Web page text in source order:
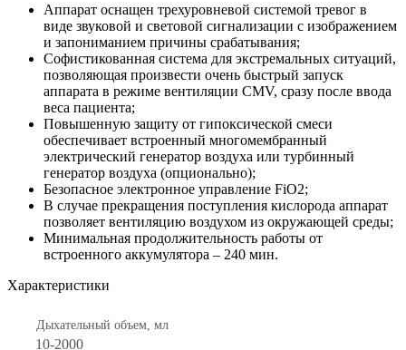
Аппарат оснащен трехуровневой системой тревог в
виде звуковой и световой сигнализации с изображением
и запониманием причины срабатывания;
Софистикованная система для экстремальных ситуаций,
позволяющая произвести очень быстрый запуск
аппарата в режиме вентиляции CMV, сразу после ввода
веса пациента;
Повышенную защиту от гипоксической смеси
обеспечивает встроенный многомембранный
электрический генератор воздухa или турбинный
генератор воздухa (опционально);
Безопасное электронное управление FiO2;
В случае прекращения поступления кислорода аппарат
позволяет вентиляцию воздухом из окружающей среды;
Минимальная продолжительность работы от
встроенного аккумулятора – 240 мин.
Характеристики
Дыхательный объем, мл
10-2000